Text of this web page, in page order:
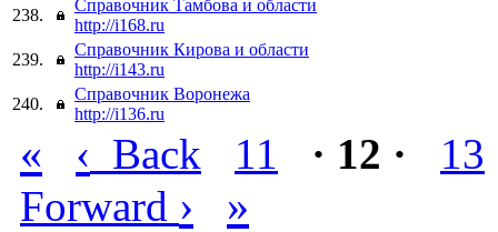
238.
Справочник Тамбова и области
http://i168.ru
239.
Справочник Кирова и области
http://i143.ru
240.
Справочник Воронежа
http://i136.ru
« ‹ Back 11 · 12 ·
13
Forward › »